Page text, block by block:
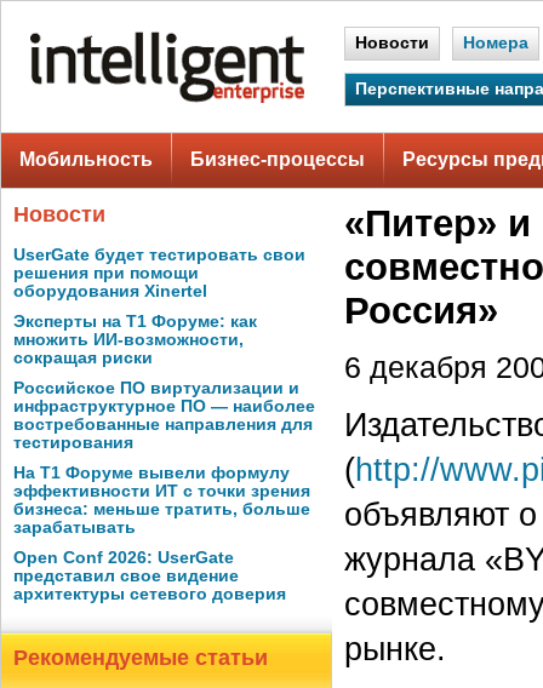
Новости Номера
Перспективные
Мобильность Бизнес-процессы Ресурсы
Новости
UserGate будет тестировать свои
решения при помощи
оборудования Xinertel
Эксперты на Т1 Форуме: как
множить ИИ-возможности,
сокращая риски
Российское ПО виртуализации и
инфраструктурное ПО — наиболее
востребованные направления для
тестирования
На Т1 Форуме вывели формулу
эффективности ИТ с точки зрения
бизнеса: меньше тратить, больше
зарабатывать
Open Conf 2026: UserGate
представил свое видение
архитектуры сетевого доверия
Рекомендуемые статьи
«Питер»
Россия»
6 декабря
(http://
объявляют
журнала
рынке.